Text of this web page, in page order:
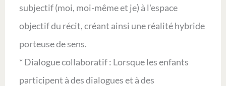
subjectif (moi, moi-même et je) à l'espace
objectif du récit, créant ainsi une réalité hybride
porteuse de sens.
* Dialogue collaboratif : Lorsque les enfants
participent à des dialogues et à des